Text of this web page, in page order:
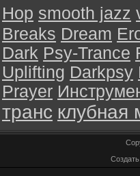
Hop smooth jazz
Breaks Dream
Dark Psy-Trance
Uplifting Darkpsy
Prayer
транс клубная